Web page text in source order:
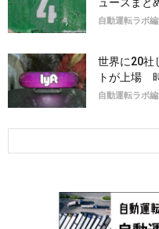
自動運転ラボ
世界に20社
トが上場
自動運転ラボ